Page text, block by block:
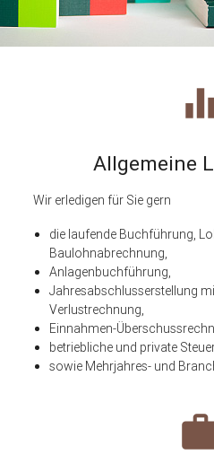
Allgemeine
Wir erledigen für Sie gern
die laufende Buchführung,
Baulohnabrechnung,
Anlagenbuchführung,
Jahresabschlusserstellung
Verlustrechnung,
Einnahmen-
betriebliche und private
sowie Mehrjahres- und